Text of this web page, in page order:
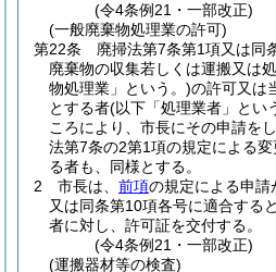
(令4条例21・一部改正)
(一般廃棄物処理業の許可)
第22条
廃掃法第7条第1項又は同
廃棄物の収集若しくは運搬又は
物処理業」という。)の許可又は
とする者(以下「処理業者」とい
ころにより、市長にその申請を
法第7条の2第1項の規定による
る者も、同様とする。
2
市長は、 前項の規定による申
又は同条第10項各号に適合する
者に対し、許可証を交付する。
(令4条例21・一部改正)
(運搬器材等の検査)